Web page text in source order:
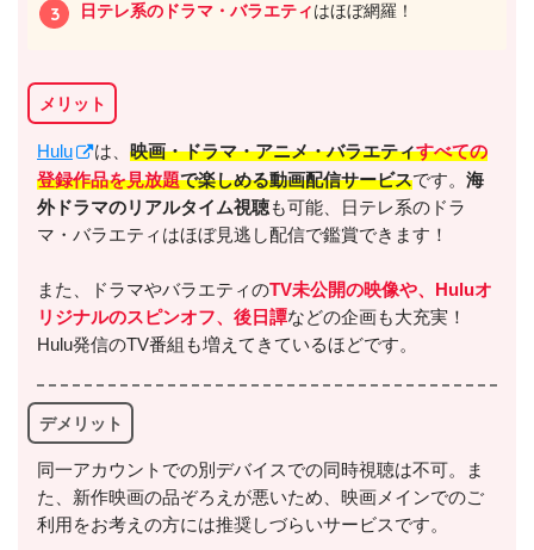
今すぐ無料でTSUTAYA TVで見る
日テレ系のドラマ・バラエティはほぼ網羅！
メリット
Hulu は、 映画・ドラマ・アニメ・バラエティすべての
登録作品を見放題で楽しめる動画配信サービスです。 海
外ドラマのリアルタイム視聴も可能、日テレ系のドラ
マ・バラエティはほぼ見逃し配信で鑑賞できます！
また、ドラマやバラエティのTV未公開の映像や、Huluオ
リジナルのスピンオフ、後日譚などの企画も大充実！
Hulu発信のTV番組も増えてきているほどです。
デメリット
同一アカウントでの別デバイスでの同時視聴は不可。ま
た、新作映画の品ぞろえが悪いため、映画メインでのご
利用をお考えの方には推奨しづらいサービスです。